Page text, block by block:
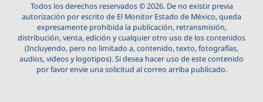
Todos los derechos reservados © 2026. De no existir previa
autorización por escrito de El Monitor Estado de México, queda
expresamente prohibida la publicación, retransmisión,
distribución, venta, edición y cualquier otro uso de los contenidos
(Incluyendo, pero no limitado a, contenido, texto, fotografías,
audios, videos y logotipos). Si desea hacer uso de este contenido
por favor envie una solicitud al correo arriba publicado.